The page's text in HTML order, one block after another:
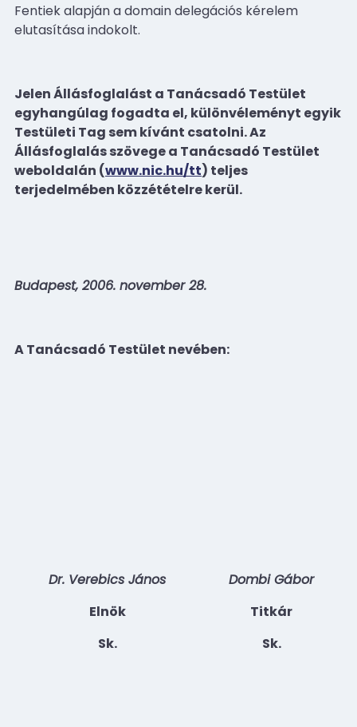
Fentiek alapján a domain delegációs kérelem
elutasítása indokolt.
Jelen Állásfoglalást a Tanácsadó Testület
egyhangúlag fogadta el, különvéleményt egyik
Testületi Tag sem kívánt csatolni. Az
Állásfoglalás szövege a Tanácsadó Testület
weboldalán (www.nic.hu/tt) teljes
terjedelmében közzétételre kerül.
Budapest, 2006. november 28.
A Tanácsadó Testület nevében:
Dr. Verebics János
Elnök
Sk.
Dombi Gábor
Titkár
Sk.